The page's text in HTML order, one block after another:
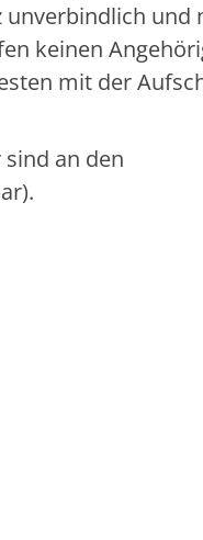
unverbindlich und
keinen
mit der
an den